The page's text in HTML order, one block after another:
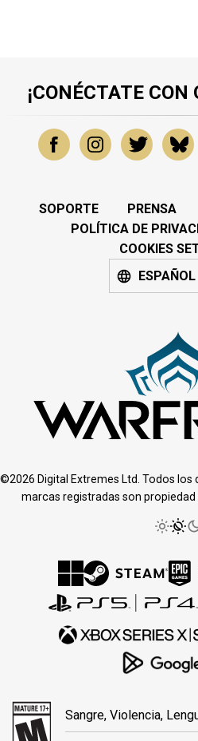
¡CONÉCTATE CON
SOPORTE PRENSA
POLÍTICA DE
COOKIES
ESPAÑOL
©2026 Digital Extremes Ltd. Todos los
marcas registradas son propiedad
Sangre, Violencia,